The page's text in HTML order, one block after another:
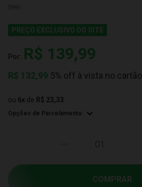
5991
PREÇO EXCLUSIVO DO SITE
Por: R$ 139,99
R$ 132,99 5% off à vista no cartão
ou 6x de R$ 23,33
Opções de Parcelamento:
COMPRAR